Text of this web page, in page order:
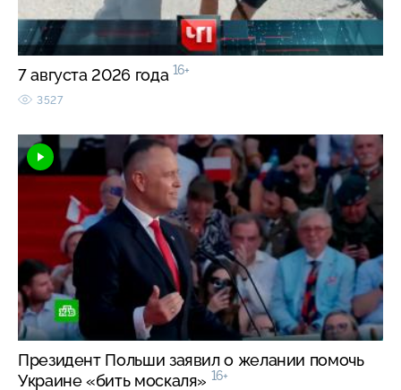
7 августа 2026 года 16+
3527
Президент Польши заявил о желании помочь
Украине «бить москаля» 16+